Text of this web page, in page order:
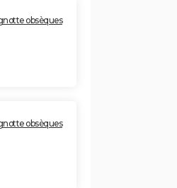
obsèques
obsèques